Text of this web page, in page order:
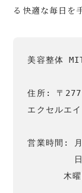
る快適な毎日を
美容整体
住所: 〒
エクセルエ
営業時間:
日曜日
木曜日